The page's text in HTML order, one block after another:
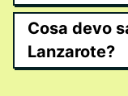
Cosa devo
Lanzarote?